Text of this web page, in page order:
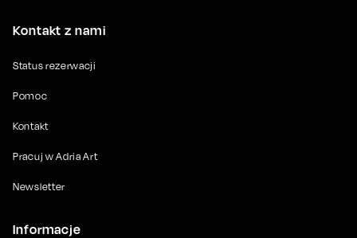
Kontakt z nami
Status rezerwacji
Pomoc
Kontakt
Pracuj w Adria Art
Newsletter
Informacje